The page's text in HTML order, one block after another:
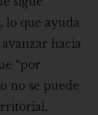
lo que ayuda
hacia
“por
no se puede